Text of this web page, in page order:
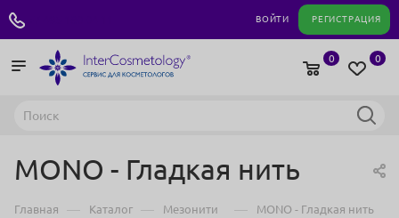
ВОЙТИ РЕГИСТРАЦИЯ
0
0
MONO - Гладкая нить
Главная — Каталог — Мезонити — MONO - Гладкая нить